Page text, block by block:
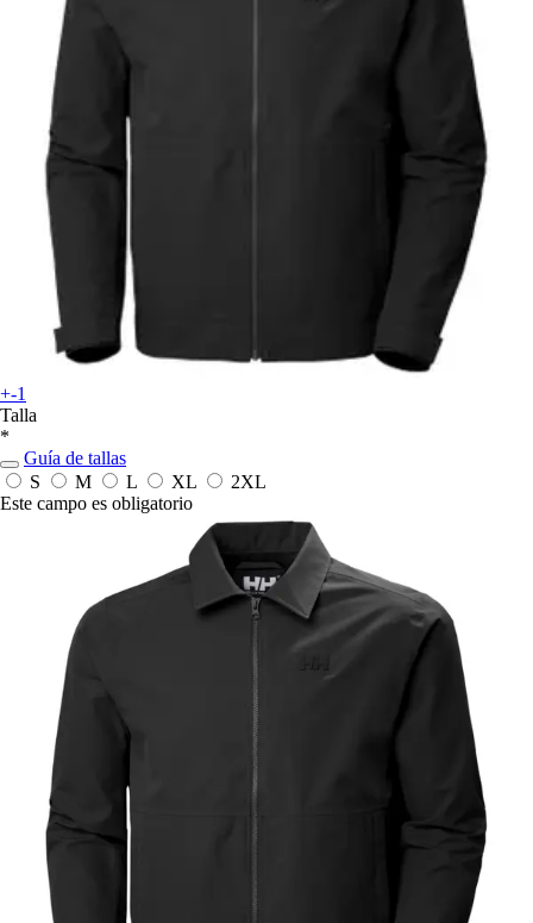
+-1
Talla
*
Guía de tallas
S
M L XL
2XL
Este campo es obligatorio